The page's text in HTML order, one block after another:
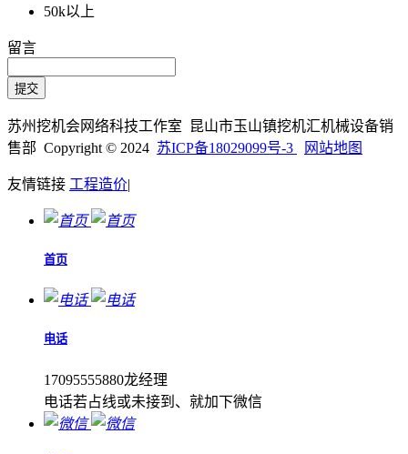
50k以上
留言
苏州挖机会网络科技工作室 昆山市玉山镇挖机汇机械设备销
售部 Copyright © 2024 苏ICP备18029099号-3 网站地图
友情链接 工程造价|
首页
电话
17095555880龙经理
电话若占线或未接到、就加下微信